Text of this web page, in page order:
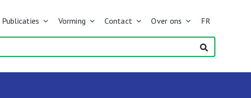
Publicaties Vorming Contact Over ons FR